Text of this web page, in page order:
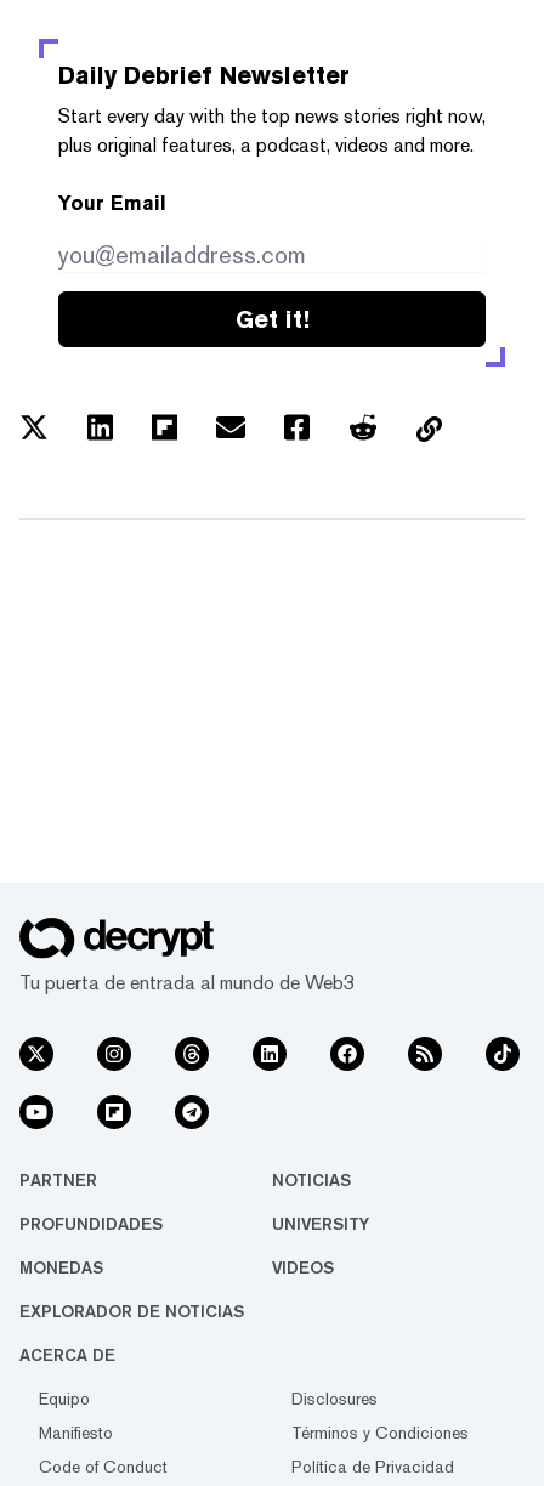
Daily Debrief Newsletter
Start every day with the top news stories right now,
plus original features, a podcast, videos and more.
Your Email
Get it!
Tu puerta de entrada al mundo de Web3
PARTNER NOTICIAS
PROFUNDIDADES UNIVERSITY
MONEDAS VIDEOS
EXPLORADOR DE NOTICIAS
ACERCA DE
Equipo
Disclosures
Manifiesto
Términos y Condiciones
Code of Conduct
Política de Privacidad